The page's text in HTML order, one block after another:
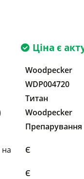
Ціна є
Woodpecker
WDP004720
Титан
Woodpecker
Препарування
на
Є
Є